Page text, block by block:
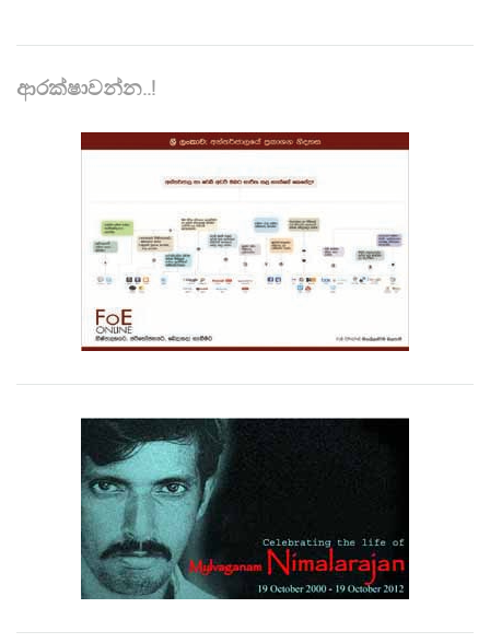
ආරක්ෂාවන්න..!